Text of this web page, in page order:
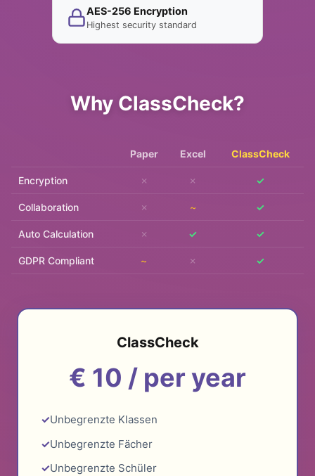
AES-256 Encryption
Highest security standard
Why ClassCheck?
Paper Excel ClassCheck
Encryption ✗ ✗ ✓
Collaboration ✗ ~ ✓
Auto Calculation ✗ ✓ ✓
GDPR Compliant ~ ✗ ✓
ClassCheck
€ 10 / per year
Unbegrenzte Klassen
Unbegrenzte Fächer
Unbegrenzte Schüler